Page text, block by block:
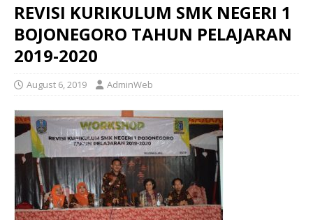
REVISI KURIKULUM SMK NEGERI 1
BOJONEGORO TAHUN PELAJARAN
2019-2020
August 6, 2019 AdminWeb